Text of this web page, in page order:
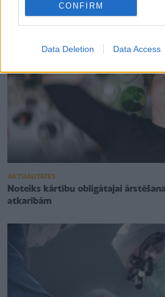
CONFIRM
Data Deletion Data Access
AKTUALITĀTES
Noteiks kārtību obligātajai
atkarībām